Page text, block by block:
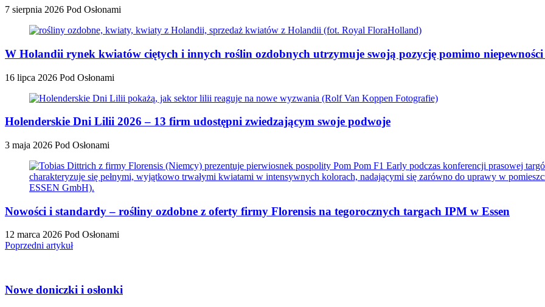
7 sierpnia 2026 Pod Osłonami
W Holandii rynek kwiatów ciętych i innych roślin ozdobnych utrzymuje swoją pozycję pomimo niepewności
16 lipca 2026 Pod Osłonami
Holenderskie Dni Lilii 2026 – 13 firm udostępni zwiedzającym swoje podwoje
3 maja 2026 Pod Osłonami
Nowości i standardy – rośliny ozdobne z oferty firmy Florensis na tegorocznych targach IPM w Essen
12 marca 2026 Pod Osłonami
Poprzedni artykuł
Nowe doniczki i osłonki